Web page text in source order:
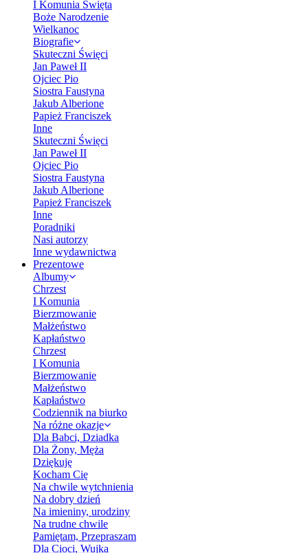
I Komunia Święta
Boże Narodzenie
Wielkanoc
Biografie
Skuteczni Święci
Jan Paweł II
Ojciec Pio
Siostra Faustyna
Jakub Alberione
Papież Franciszek
Inne
Skuteczni Święci
Jan Paweł II
Ojciec Pio
Siostra Faustyna
Jakub Alberione
Papież Franciszek
Inne
Poradniki
Nasi autorzy
Inne wydawnictwa
Prezentowe
Albumy
Chrzest
I Komunia
Bierzmowanie
Małżeństwo
Kapłaństwo
Chrzest
I Komunia
Bierzmowanie
Małżeństwo
Kapłaństwo
Codziennik na biurko
Na różne okazje
Dla Babci, Dziadka
Dla Żony, Męża
Dziękuję
Kocham Cię
Na chwile wytchnienia
Na dobry dzień
Na imieniny, urodziny
Na trudne chwile
Pamiętam, Przepraszam
Dla Cioci, Wujka